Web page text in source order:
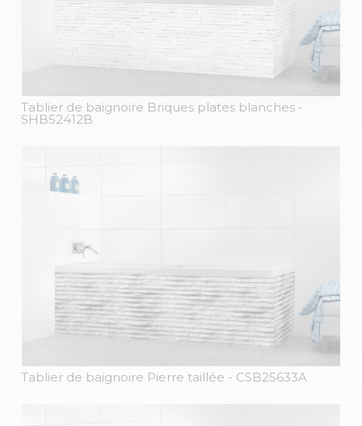
Tablier de baignoire Briques plates blanches -
SHB52412B
Tablier de baignoire Pierre taillée - CSB25633A